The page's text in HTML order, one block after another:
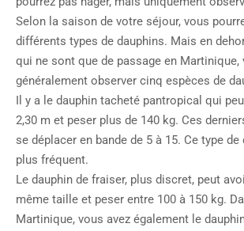
Selon la saison de votre séjour, vous
différents types de dauphins. Mais en
qui ne sont que de passage en Martinique,
généralement observer cinq espèces de
Il y a le dauphin tacheté pantropical qui
2,30 m et peser plus de 140 kg. Ces
se déplacer en bande de 5 à 15. Ce type
plus fréquent.
Le dauphin de fraiser, plus discret, peut
même taille et peser entre 100 à 150 kg.
Martinique, vous avez également le